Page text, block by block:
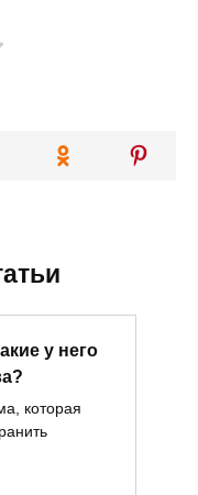
у него
которая